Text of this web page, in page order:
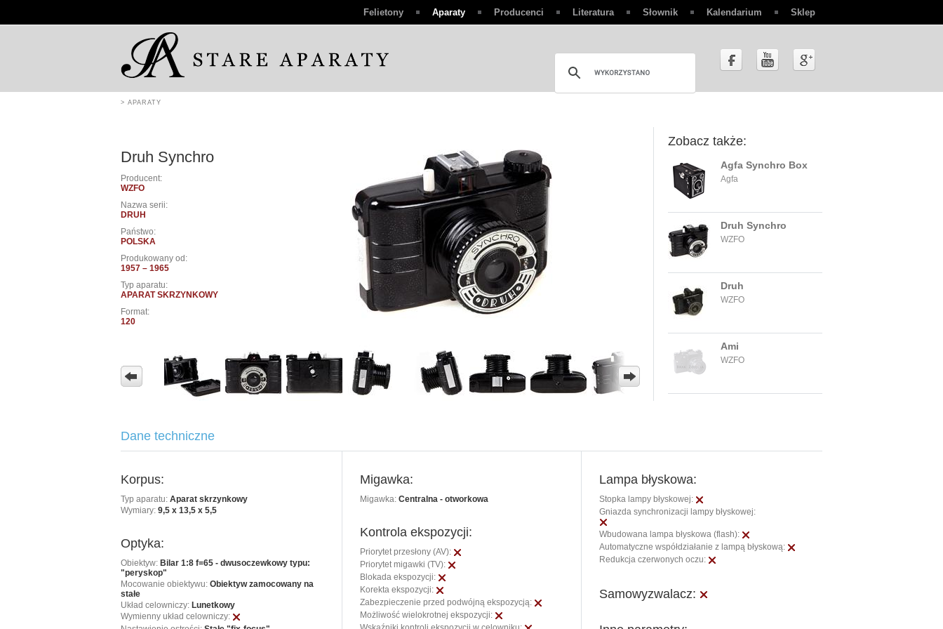
Felietony Aparaty Producenci Literatura Słownik Kalendarium Sklep
> APARATY
Druh Synchro
Producent:
WZFO
Nazwa serii:
DRUH
Państwo:
POLSKA
Produkowany od:
1957 – 1965
Typ aparatu:
APARAT SKRZYNKOWY
Format:
120
Dane techniczne
Korpus:
Typ aparatu: Aparat skrzynkowy
Wymiary: 9,5 x 13,5 x 5,5
Optyka:
Obiektyw: Bilar 1:8 f=65 - dwusoczewkowy typu:
"peryskop"
Mocowanie obiektywu: Obiektyw zamocowany na
stałe
Układ celowniczy: Lunetkowy
Wymienny układ celowniczy:
Migawka:
Migawka: Centralna - otworkowa
Kontrola ekspozycji:
Priorytet przesłony (AV):
Priorytet migawki (TV):
Blokada ekspozycji:
Korekta ekspozycji:
Zabezpieczenie przed podwójną ekspozycją:
Możliwość wielokrotnej ekspozycji:
Lampa błyskowa:
Stopka lampy błyskowej:
Gniazda synchronizacji lampy błyskowej:
Wbudowana lampa błyskowa (flash):
Automatyczne współdziałanie z lampą błyskową:
Redukcja czerwonych oczu:
Samowyzwalacz:
Zobacz także:
Agfa Synchro Box
Agfa
Druh Synchro
WZFO
Druh
WZFO
Ami
WZFO